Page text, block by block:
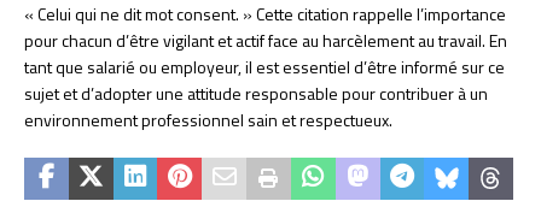
« Celui qui ne dit mot consent. » Cette citation rappelle l’importance
pour chacun d’être vigilant et actif face au harcèlement au travail. En
tant que salarié ou employeur, il est essentiel d’être informé sur ce
sujet et d’adopter une attitude responsable pour contribuer à un
environnement professionnel sain et respectueux.